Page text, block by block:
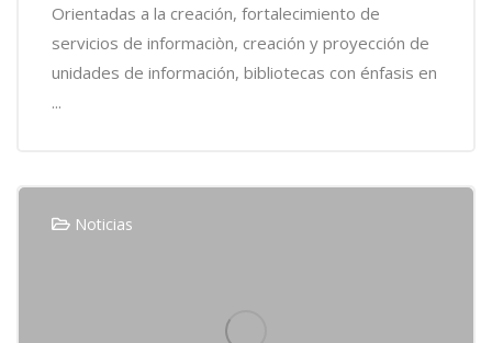
Orientadas a la creación, fortalecimiento de
servicios de informaciòn, creación y proyección de
unidades de información, bibliotecas con énfasis en
...
Noticias